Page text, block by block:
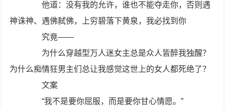
他道：没有我的允许，谁也不能夺走你，否则遇
神诛神、遇佛弑佛，上穷碧落下黄泉，我必找到你
究竟——
为什么穿越型万人迷女主总是众人皆醉我独醒？
为什么痴情狂男主们总让我感觉这世上的女人都死绝了？
文案
“我不是要你屈服，而是要你甘心情愿。”